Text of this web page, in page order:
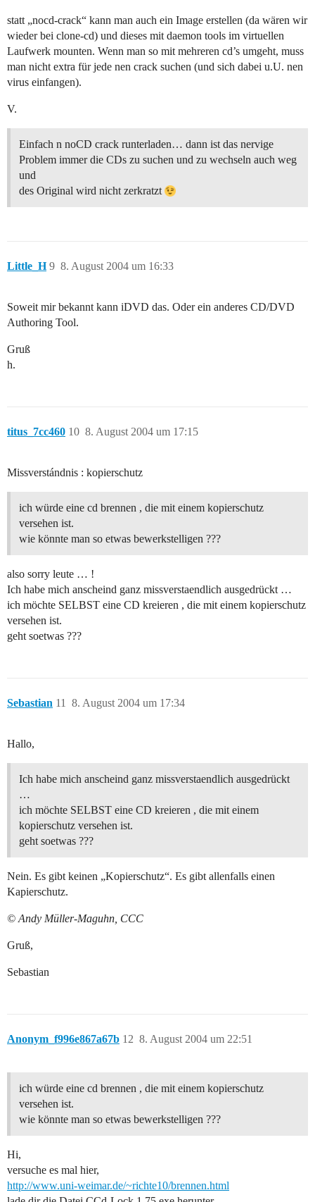
statt „nocd-crack“ kann man auch ein Image erstellen (da wären wir
wieder bei clone-cd) und dieses mit daemon tools im virtuellen
Laufwerk mounten. Wenn man so mit mehreren cd’s umgeht, muss
man nicht extra für jede nen crack suchen (und sich dabei u.U. nen
virus einfangen).
V.
Einfach n noCD crack runterladen… dann ist das nervige
Problem immer die CDs zu suchen und zu wechseln auch weg
und
des Original wird nicht zerkratzt
Little_H 8. August 2004 um 16:33
9
Soweit mir bekannt kann iDVD das. Oder ein anderes CD/DVD
Authoring Tool.
Gruß
h.
titus_7cc460 8. August 2004 um 17:15
10
Missverstándnis : kopierschutz
ich würde eine cd brennen , die mit einem kopierschutz
versehen ist.
wie könnte man so etwas bewerkstelligen ???
also sorry leute … !
Ich habe mich anscheind ganz missverstaendlich ausgedrückt …
ich möchte SELBST eine CD kreieren , die mit einem kopierschutz
versehen ist.
geht soetwas ???
Sebastian 8. August 2004 um 17:34
11
Hallo,
Ich habe mich anscheind ganz missverstaendlich ausgedrückt
…
ich möchte SELBST eine CD kreieren , die mit einem
kopierschutz versehen ist.
geht soetwas ???
Nein. Es gibt keinen „Kopierschutz“. Es gibt allenfalls einen
Kapierschutz.
© Andy Müller-Maguhn, CCC
Gruß,
Sebastian
Anonym_f996e867a67b 8. August 2004 um 22:51
12
ich würde eine cd brennen , die mit einem kopierschutz
versehen ist.
wie könnte man so etwas bewerkstelligen ???
Hi,
versuche es mal hier,
http://www.uni-weimar.de/~richte10/brennen.html